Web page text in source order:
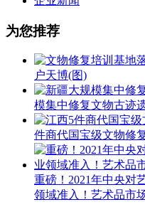
为您推荐
户天博(图)​
模集中修复文物古迹
件商代国宝级文物修
重磅！2021年中央对
领域准入！艺术品市